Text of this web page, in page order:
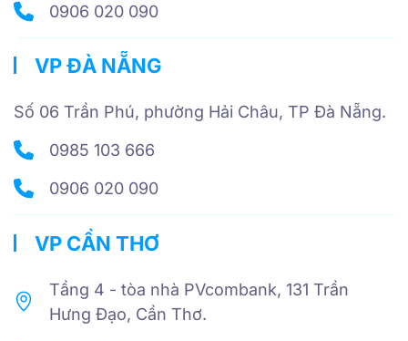
0906 020 090
VP ĐÀ NẴNG
Số 06 Trần Phú, phường Hải Châu, TP Đà Nẵng.
0985 103 666
0906 020 090
VP CẦN THƠ
Tầng 4 - tòa nhà PVcombank, 131 Trần
Hưng Đạo, Cần Thơ.